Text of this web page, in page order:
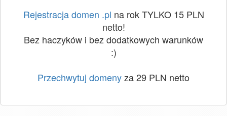
Rejestracja domen .pl na rok TYLKO 15 PLN
netto!
Bez haczyków i bez dodatkowych warunków
:)
Przechwytuj domenyza 29 PLN netto